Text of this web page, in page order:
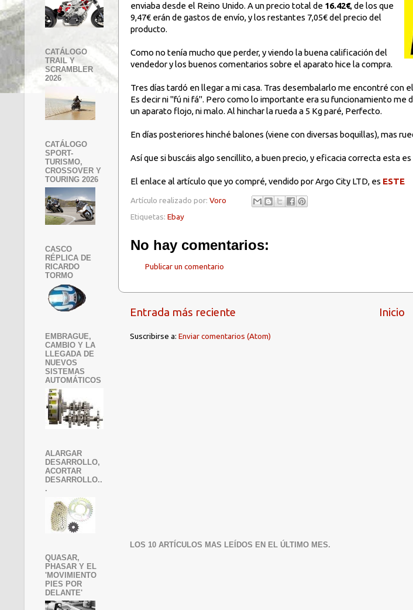
enviaba desde el Reino Unido. A un precio total de 16.42€, de los que
9,47€ erán de gastos de envío, y los restantes 7,05€ del precio del
producto.
Como no tenía mucho que perder, y viendo la buena calificación del
vendedor y los buenos comentarios sobre el aparato hice la compra.
Tres días tardó en llegar a mi casa. Tras desembalarlo me encontré con
Es decir ni "fú ni fá". Pero como lo importante era su funcionamiento me
un aparato flojo, ni malo. Al hinchar la rueda a 5 Kg paré, Perfecto.
En días posteriores hinché balones (viene con diversas boquillas), mas
Así que si buscáis algo sencillito, a buen precio, y eficacia correcta esta es
El enlace al artículo que yo compré, vendido por Argo City LTD, es ESTE
Artículo realizado por: Voro
Etiquetas: Ebay
No hay comentarios:
Publicar un comentario
Entrada más reciente Inicio
Suscribirse a: Enviar comentarios (Atom)
LOS 10 ARTÍCULOS MAS LEÍDOS EN EL ÚLTIMO MES.
CATÁLOGO
TRAIL Y
SCRAMBLER
2026
CATÁLOGO
SPORT-
TURISMO,
CROSSOVER Y
TOURING 2026
CASCO
RÉPLICA DE
RICARDO
TORMO
EMBRAGUE,
CAMBIO Y LA
LLEGADA DE
NUEVOS
SISTEMAS
AUTOMÁTICOS
ALARGAR
DESARROLLO,
ACORTAR
DESARROLLO..
.
QUASAR,
PHASAR Y EL
'MOVIMIENTO
PIES POR
DELANTE'